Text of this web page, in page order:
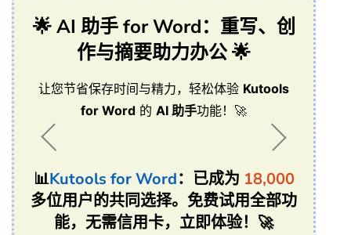
🌟 AI 助手 for Word：重写、创
作与摘要助力办公 🌟
让您节省保存时间与精力，轻松体验 Kutools
for Word 的 AI 助手功能！🚀
📊Kutools for Word：已成为 18,000
多位用户的共同选择。免费试用全部功
能，无需信用卡，立即体验！🚀